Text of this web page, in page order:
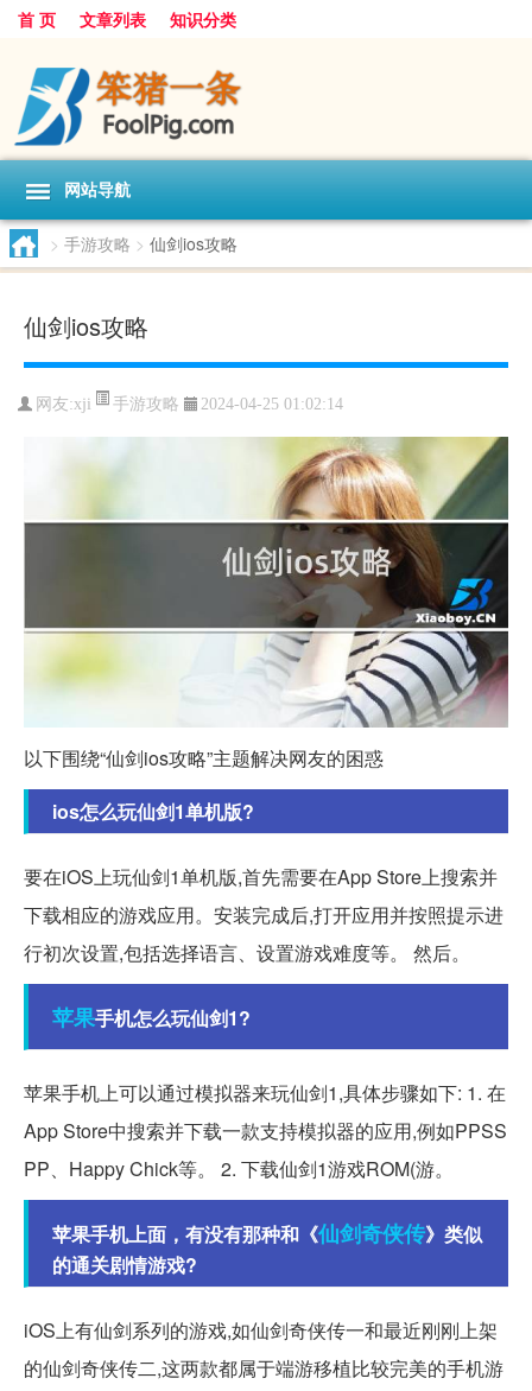
首 页 文章列表 知识分类
网站导航
> 手游攻略 > 仙剑ios攻略
仙剑ios攻略
网友:xji 手游攻略 2024-04-25 01:02:14
以下围绕“仙剑ios攻略”主题解决网友的困惑
ios怎么玩仙剑1单机版?
要在iOS上玩仙剑1单机版,首先需要在App Store上搜索并
下载相应的游戏应用。安装完成后,打开应用并按照提示进
行初次设置,包括选择语言、设置游戏难度等。 然后。
苹果手机怎么玩仙剑1?
苹果手机上可以通过模拟器来玩仙剑1,具体步骤如下: 1. 在
App Store中搜索并下载一款支持模拟器的应用,例如PPSS
PP、Happy Chick等。 2. 下载仙剑1游戏ROM(游。
苹果手机上面，有没有那种和《仙剑奇侠传》类似
的通关剧情游戏?
iOS上有仙剑系列的游戏,如仙剑奇侠传一和最近刚刚上架
的仙剑奇侠传二,这两款都属于端游移植比较完美的手机游